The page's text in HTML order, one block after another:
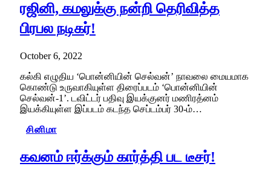
ரஜினி, கமலுக்கு நன்றி தெரிவித்த
பிரபல நடிகர்!
October 6, 2022
கல்கி எழுதிய ‘பொன்னியின் செல்வன்’ நாவலை மையமாக
கொண்டு உருவாகியுள்ள திரைப்படம் ‘பொன்னியின்
செல்வன்-1’. டவிட்டர் பதிவு இயக்குனர் மணிரத்னம்
இயக்கியுள்ள இப்படம் கடந்த செப்டம்பர் 30-ம்…
சினிமா
கவனம் ஈர்க்கும் கார்த்தி பட டீசர்!